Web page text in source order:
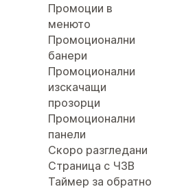
Промоции в
менюто
Промоционални
банери
Промоционални
изскачащи
прозорци
Промоционални
панели
Скоро разгледани
Страница с ЧЗВ
Таймер за обратно